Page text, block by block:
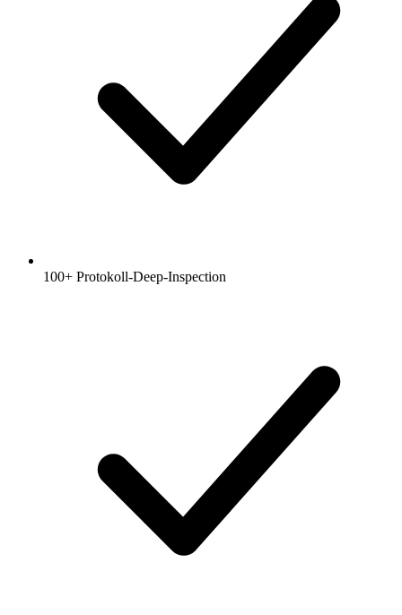
100+ Protokoll-Deep-Inspection